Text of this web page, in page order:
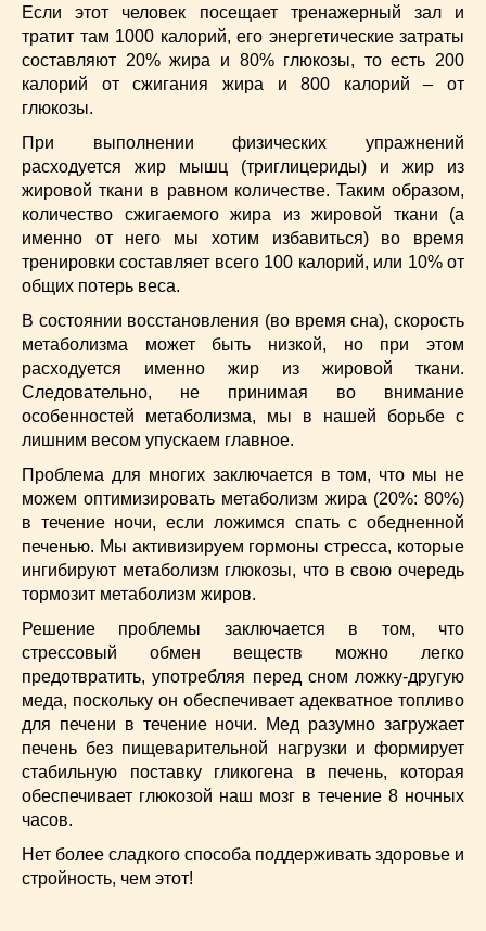
Если этот человек посещает тренажерный зал и
тратит там 1000 калорий, его энергетические затраты
составляют 20% жира и 80% глюкозы, то есть 200
калорий от сжигания жира и 800 калорий – от
глюкозы.
При выполнении физических упражнений
расходуется жир мышц (триглицериды) и жир из
жировой ткани в равном количестве. Таким образом,
количество сжигаемого жира из жировой ткани (а
именно от него мы хотим избавиться) во время
тренировки составляет всего 100 калорий, или 10% от
общих потерь веса.
В состоянии восстановления (во время сна), скорость
метаболизма может быть низкой, но при этом
расходуется именно жир из жировой ткани.
Следовательно, не принимая во внимание
особенностей метаболизма, мы в нашей борьбе с
лишним весом упускаем главное.
Проблема для многих заключается в том, что мы не
можем оптимизировать метаболизм жира (20%: 80%)
в течение ночи, если ложимся спать с обедненной
печенью. Мы активизируем гормоны стресса, которые
ингибируют метаболизм глюкозы, что в свою очередь
тормозит метаболизм жиров.
Решение проблемы заключается в том, что
стрессовый обмен веществ можно легко
предотвратить, употребляя перед сном ложку-другую
меда, поскольку он обеспечивает адекватное топливо
для печени в течение ночи. Мед разумно загружает
печень без пищеварительной нагрузки и формирует
стабильную поставку гликогена в печень, которая
обеспечивает глюкозой наш мозг в течение 8 ночных
часов.
Нет более сладкого способа поддерживать здоровье и
стройность, чем этот!